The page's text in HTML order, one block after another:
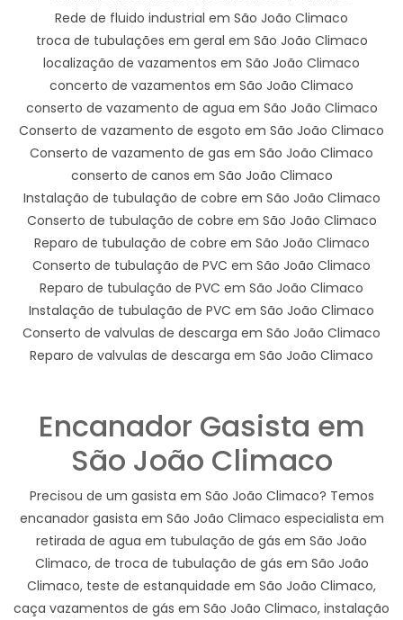
Rede de fluido industrial em São João Climaco
troca de tubulações em geral em São João Climaco
localização de vazamentos em São João Climaco
concerto de vazamentos em São João Climaco
conserto de vazamento de agua em São João Climaco
Conserto de vazamento de esgoto em São João Climaco
Conserto de vazamento de gas em São João Climaco
conserto de canos em São João Climaco
Instalação de tubulação de cobre em São João Climaco
Conserto de tubulação de cobre em São João Climaco
Reparo de tubulação de cobre em São João Climaco
Conserto de tubulação de PVC em São João Climaco
Reparo de tubulação de PVC em São João Climaco
Instalação de tubulação de PVC em São João Climaco
Conserto de valvulas de descarga em São João Climaco
Reparo de valvulas de descarga em São João Climaco
Encanador Gasista em
São João Climaco
Precisou de um gasista em São João Climaco? Temos
encanador gasista em São João Climaco especialista em
retirada de agua em tubulação de gás em São João
Climaco, de troca de tubulação de gás em São João
Climaco, teste de estanquidade em São João Climaco,
caça vazamentos de gás em São João Climaco, instalação